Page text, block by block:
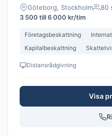
Göteborg, Stockholm
80
3 500 till 6 000 kr/tim
Företagsbeskattning
Kapitalbeskattning
Distansrådgivning
Visa